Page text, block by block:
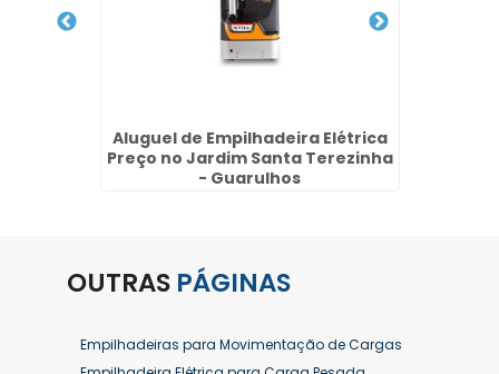
Aluguel de Empilhadeira Elétrica
Preço no Jardim Santa Terezinha
- Guarulhos
OUTRAS PÁGINAS
Empilhadeiras para Movimentação de Cargas